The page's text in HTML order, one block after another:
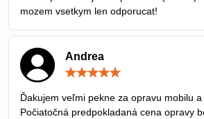
mozem vsetkym len odporucat!
Andrea
5
Ďakujem veľmi pekne za opravu mobilu
Počiatočná predpokladaná cena opravy